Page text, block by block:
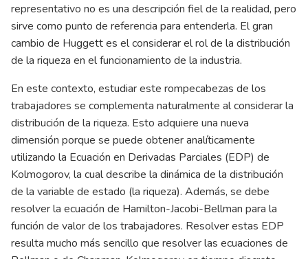
representativo no es una descripción fiel de la realidad, pero
sirve como punto de referencia para entenderla. El gran
cambio de Huggett es el considerar el rol de la distribución
de la riqueza en el funcionamiento de la industria.
En este contexto, estudiar este rompecabezas de los
trabajadores se complementa naturalmente al considerar la
distribución de la riqueza. Esto adquiere una nueva
dimensión porque se puede obtener analíticamente
utilizando la Ecuación en Derivadas Parciales (EDP) de
Kolmogorov, la cual describe la dinámica de la distribución
de la variable de estado (la riqueza). Además, se debe
resolver la ecuación de Hamilton-Jacobi-Bellman para la
función de valor de los trabajadores. Resolver estas EDP
resulta mucho más sencillo que resolver las ecuaciones de